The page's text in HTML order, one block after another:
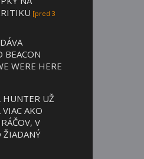
[pred 3
BEACON
WERE HERE
HUNTER UŽ
AKO
V
ŽIADANÝ